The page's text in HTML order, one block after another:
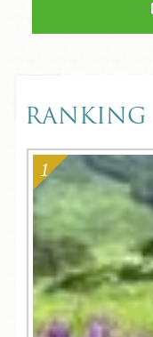
RANKING